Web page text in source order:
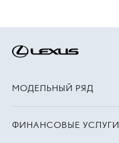
МОДЕЛЬНЫЙ РЯД
ФИНАНСОВЫЕ УСЛУГИ